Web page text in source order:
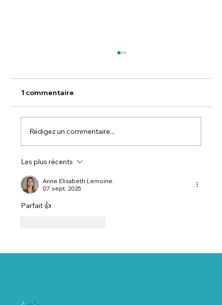
l’Habitat et des Technologies / Salon
Habitat Alsace
1 commentaire
Rédigez un commentaire...
Les plus récents
Anne Elisabeth Lemoine
07 sept. 2025
Parfait 👍